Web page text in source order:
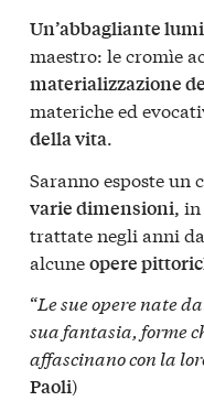
Un’abbagliante
maestro: le cromìe
materializzazione
materiche ed
della vita.
Saranno esposte
varie dimensioni, in
trattate negli anni
alcuneopere
“Le sue opere nate
sua fantasia, forme
affascinano con la
Paoli)